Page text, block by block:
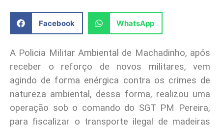
Facebook WhatsApp
A Policia Militar Ambiental de Machadinho, após
receber o reforço de novos militares, vem
agindo de forma enérgica contra os crimes de
natureza ambiental, dessa forma, realizou uma
operação sob o comando do SGT PM Pereira,
para fiscalizar o transporte ilegal de madeiras